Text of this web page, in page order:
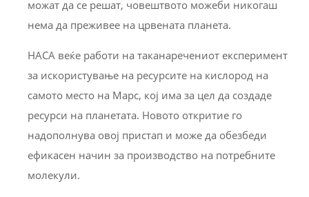
можат да се решат, човештвото можеби никогаш
нема да преживее на црвената планета.
НАСА веќе работи на таканаречениот експеримент
за искористување на ресурсите на кислород на
самото место на Марс, кој има за цел да создаде
ресурси на планетата. Новото откритие го
надополнува овој пристап и може да обезбеди
ефикасен начин за производство на потребните
молекули.